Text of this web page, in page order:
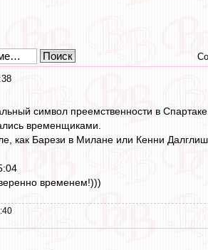
символ преемственности в
временщиками.
как Барези в Милане или Кенни
временем!)))